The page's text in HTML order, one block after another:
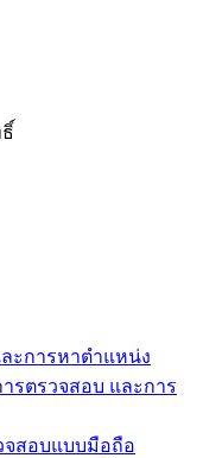
ะการหาตำแหน่ง
รตรวจสอบ และการ
จสอบแบบมือถือ